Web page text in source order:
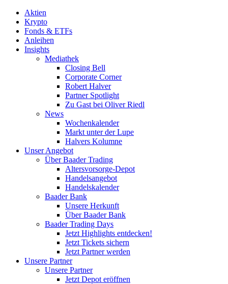
Aktien
Krypto
Fonds & ETFs
Anleihen
Insights
Mediathek
Closing Bell
Corporate Corner
Robert Halver
Partner Spotlight
Zu Gast bei Oliver Riedl
News
Wochenkalender
Markt unter der Lupe
Halvers Kolumne
Unser Angebot
Über Baader Trading
Altersvorsorge-Depot
Handelsangebot
Handelskalender
Baader Bank
Unsere Herkunft
Über Baader Bank
Baader Trading Days
Jetzt Highlights entdecken!
Jetzt Tickets sichern
Jetzt Partner werden
Unsere Partner
Unsere Partner
Jetzt Depot eröffnen